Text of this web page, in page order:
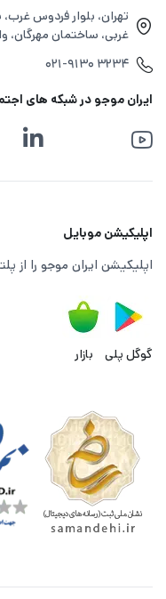
غربی، ساختمان مهرگان، واحد ۲
۰۲۱-۹۱۳۰ ۳۲۳۴
ایران موجو در شبکه های
اپلیکیشن موبایل
اپلیکیشن ایران موجو را از
گوگل پلی بازار